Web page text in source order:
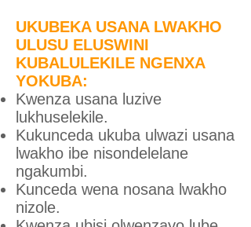
UKUBEKA USANA LWAKHO
ULUSU ELUSWINI
KUBALULEKILE NGENXA
YOKUBA:
Kwenza usana luzive
lukhuselekile.
Kukunceda ukuba ulwazi usana
lwakho ibe nisondelelane
ngakumbi.
Kunceda wena nosana lwakho
nizole.